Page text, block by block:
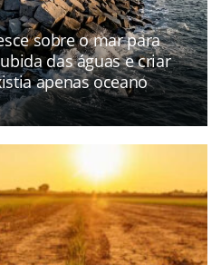
sobre o mar para
das águas e criar
apenas oceano